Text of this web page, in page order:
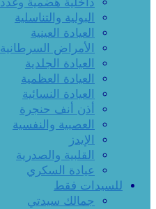
البولية والتناسلية
العيادة العينية
الأمراض السرطانية
العيادة الجلدية
العيادة العظمية
العيادة النسائية
أذن أنف حنجرة
العصبية والنفسية
الإيدز
القلبية والصدرية
عيادة السكري
للسيدات فقط
جمالك سيدتي